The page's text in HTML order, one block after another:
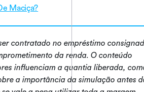
Maciça?
contratado no empréstimo
da renda. O conteúdo
influenciam a quantia liberada,
a importância da simulação antes